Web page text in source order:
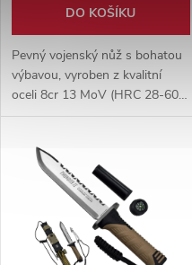
DO KOŠÍKU
Pevný vojenský nůž s bohatou
výbavou, vyroben z kvalitní
oceli 8cr 13 MoV (HRC 28-60).
Součástí balení je též pouzdro,